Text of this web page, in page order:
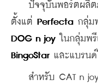
ปัจจุบันพอร์ตผลิตภั
ตั้งแต่
Perfecta กลุ่ม
DOG n joy
BingoStar และแบรน
สำหรับ CAT n joy